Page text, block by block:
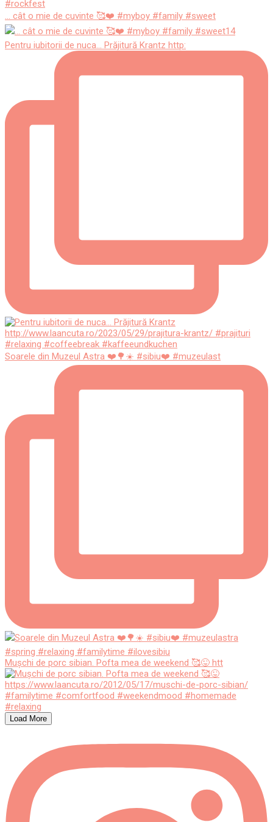
... cât o mie de cuvinte 🥰❤️ #myboy #family #sweet
Pentru iubitorii de nuca... Prăjitură Krantz http:
Soarele din Muzeul Astra ❤️🌳☀️ #sibiu❤️ #muzeulast
Mușchi de porc sibian. Pofta mea de weekend 🥰😜 htt
Load More